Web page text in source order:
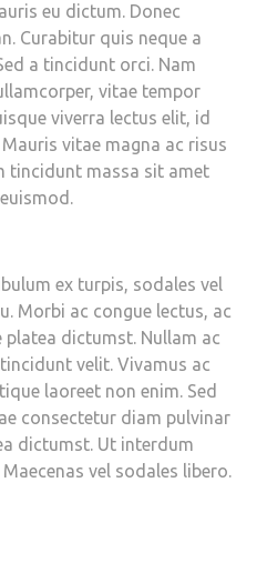
eu dictum. Donec
Curabitur quis neque a
a tincidunt orci. Nam
vitae tempor
viverra lectus elit, id
vitae magna ac risus
tincidunt massa sit amet
ex turpis, sodales vel
Morbi ac congue lectus, ac
platea dictumst. Nullam ac
velit. Vivamus ac
laoreet non enim. Sed
consectetur diam pulvinar
dictumst. Ut interdum
vel sodales libero.